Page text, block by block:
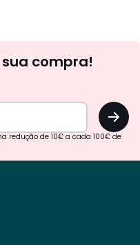
compra!
OK
redução de 10€ a cada 100€ de